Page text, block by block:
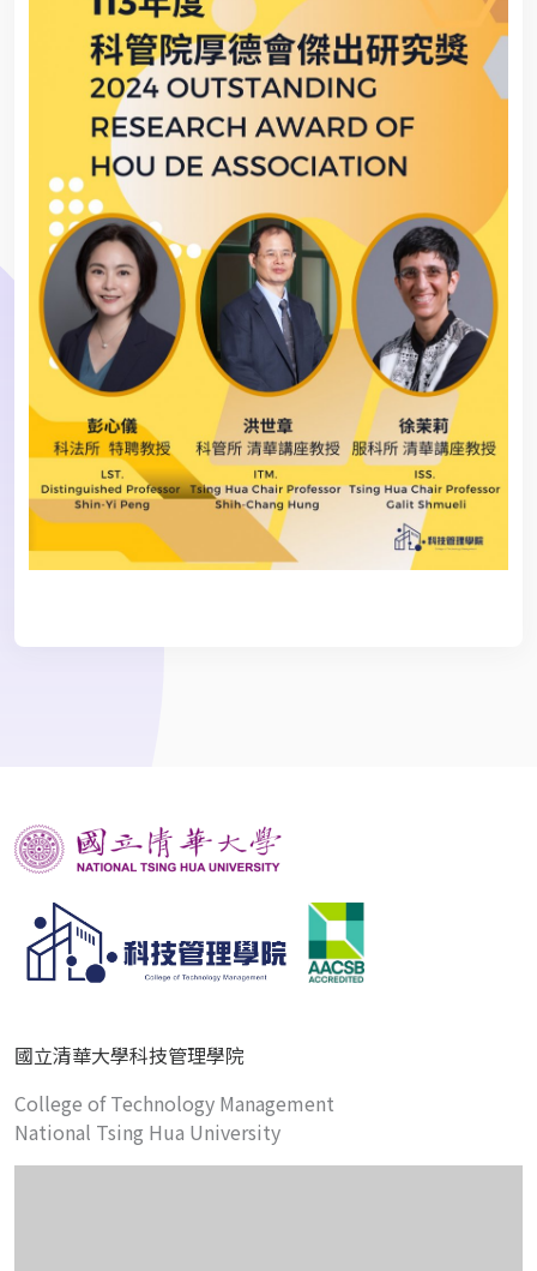
國立清華大學科技管理學院
College of Technology Management
National Tsing Hua University